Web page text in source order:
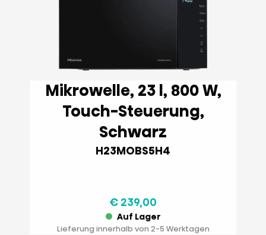
Mikrowelle, 23 l, 800 W,
Touch-Steuerung,
Schwarz
H23MOBS5H4
€ 239,00
Auf Lager
Lieferung innerhalb von 2-5 Werktagen